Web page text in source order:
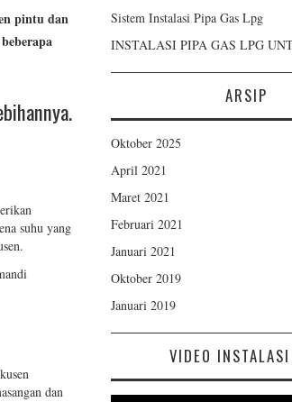
pintu dan
suhu yang
dan
Sistem Instalasi Pipa Gas Lpg
INSTALASI PIPA GAS LPG
ARSIP
Oktober 2025
April 2021
Maret 2021
Februari 2021
Januari 2021
Oktober 2019
Januari 2019
VIDEO